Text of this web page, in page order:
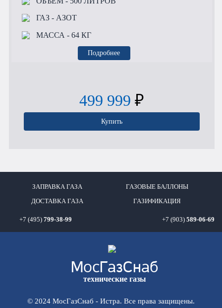
ГАЗ- АЗОТ
МАССА - 64 КГ
Подробнее
499 999 ₽
Купить
ЗАПРАВКА ГАЗА ГАЗОВЫЕ БАЛЛОНЫ
ДОСТАВКА ГАЗА ГАЗИФИКАЦИЯ
+7 (495) 799-38-99 +7 (903) 589-06-69
Мос ГазСнаб
технические газы
© 2024 МосГазСнаб - Истра. Все права защищены.